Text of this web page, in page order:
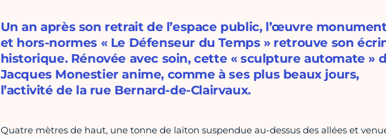
Un an après son retrait de l’espace public, l’œuvre
et hors-normes « Le Défenseur du Temps » retrouve son
historique. Rénovée avec soin, cette « sculpture automate »
Jacques Monestier anime, comme à ses plus beaux jours,
l’activité de la rue Bernard-de-Clairvaux.
Quatre mètres de haut, une tonne de laiton suspendue au-dessus des allées et